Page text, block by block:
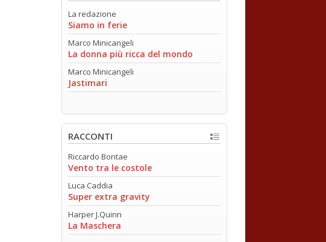
La redazione
Siamo in ferie
Marco Minicangeli
La donna più ricca del mondo
Marco Minicangeli
Jastimari
RACCONTI
Riccardo Bontae
Vento tra le costole
Luca Caddia
Super extra gravity
Harper J.Quinn
La Maschera